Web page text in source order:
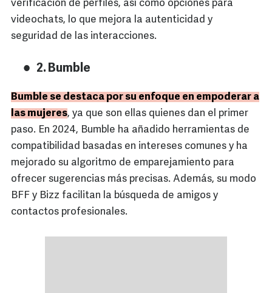
verificación de perfiles, así como opciones para
videochats, lo que mejora la autenticidad y
seguridad de las interacciones.
2. Bumble
Bumble se destaca por su enfoque en empoderar a
las mujeres, ya que son ellas quienes dan el primer
paso. En 2024, Bumble ha añadido herramientas de
compatibilidad basadas en intereses comunes y ha
mejorado su algoritmo de emparejamiento para
ofrecer sugerencias más precisas. Además, su modo
BFF y Bizz facilitan la búsqueda de amigos y
contactos profesionales.